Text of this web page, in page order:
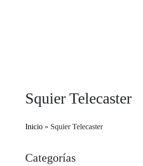
Squier Telecaster
Inicio » Squier Telecaster
Categorías